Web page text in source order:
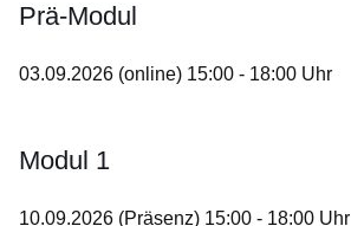
Prä-Modul
03.09.2026 (online) 15:00 - 18:00 Uhr
Modul 1
10.09.2026 (Präsenz) 15:00 - 18:00 Uhr